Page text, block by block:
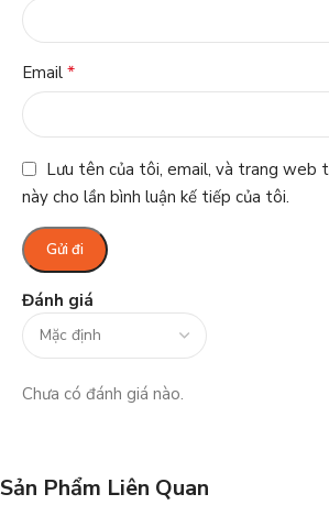
Đánh giá
Chưa có đánh giá nào.
Email *
Lưu tên của tôi, email, và trang web
này cho lần bình luận kế tiếp của tôi.
Sản Phẩm Liên Quan